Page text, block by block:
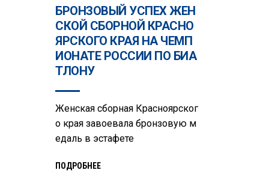
БРОНЗОВЫЙ УСПЕХ ЖЕН
СКОЙ СБОРНОЙ КРАСНО
ЯРСКОГО КРАЯ НА ЧЕМП
ИОНАТЕ РОССИИ ПО БИА
ТЛОНУ
Женская сборная Красноярског
о края завоевала бронзовую м
едаль в эстафете
ПОДРОБНЕЕ